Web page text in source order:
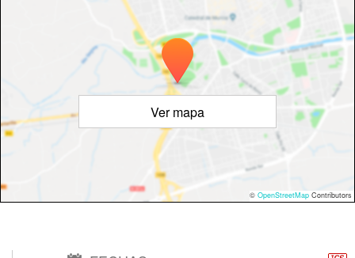
Ver mapa
© OpenStreetMap Contributors